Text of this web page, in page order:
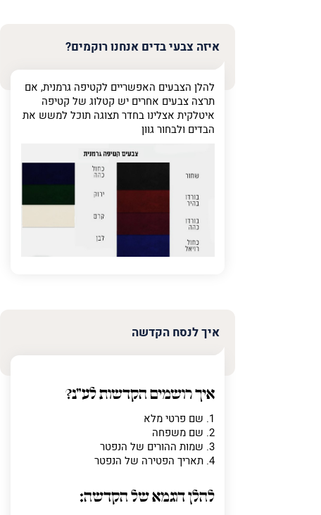
פרט
על
מה
איזה צבעי בדים אנחנו רוקמים?
להלן הצבעים האפשריים לקטיפה גרמנית, אם
תרצה צבעים אחרים יש קטלוג של קטיפה
איטלקית אצלינו בחדר תצוגה תוכל למשש את
הבדים ולבחור גוון
איך לנסח הקדשה
איך רושמים הקדשות לע"נ?
1. שם פרטי מלא
2. שם משפחה
3. שמות ההורים של הנפטר
4. תאריך הפטירה של הנפטר
להלן דוגמא של הקדשה: